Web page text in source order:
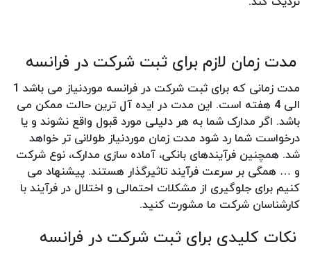
مدت زمان لازم برای ثبت شرکت در فرانسه
مدت زمانی که برای ثبت شرکت در فرانسه موردنیاز می باشد 1
الی 4 هفته است. این مدت در ایده آل ترین حالت ممکن می
باشد. اگر مدارک شما به هر دلیلی مورد قبول واقع نشوند و یا
درخواست شما رد شود مدت زمان موردنیاز طولانی تر خواهد
شد. همچنین فرآیندهای بانکی، آماده سازی مدارک، نوع شرکت
و … همگی بر سرعت فرآیند تاثیرگذار هستند. پیشنهاد می
کنیم برای جلوگیری از مشکلات احتمالی و اختلال در فرآیند با
کارشناسان شرکت ما مشورت کنید.
نکات کلیدی برای ثبت شرکت در فرانسه